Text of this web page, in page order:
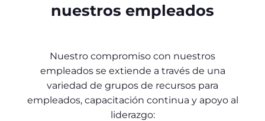
nuestros empleados
Nuestro compromiso con nuestros
empleados se extiende a través de una
variedad de grupos de recursos para
empleados, capacitación continua y apoyo al
liderazgo: